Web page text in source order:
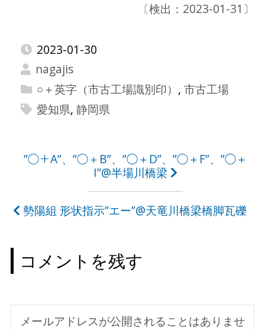
〔検出：2023-01-31〕
2023-01-30
nagajis
○＋英字（市古工場識別印） , 市古工場
愛知県, 静岡県
投
ナ
ゲ
ー
ョ
”◯＋A”、”◯＋B”、”◯＋D”、”◯＋F”、”◯＋
I”@半場川橋梁
勢陽組 形状指示”エー”@天竜川橋梁橋脚瓦礫
コメントを残す
メールアドレスが公開されることはありませ